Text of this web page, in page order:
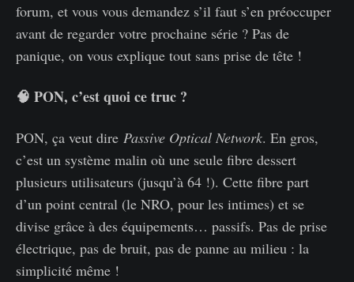
forum, et vous vous demandez s’il faut s’en préoccuper
avant de regarder votre prochaine série ? Pas de
panique, on vous explique tout sans prise de tête !
🧠 PON, c’est quoi ce truc ?
PON, ça veut dire Passive Optical Network. En gros,
c’est un système malin où une seule fibre dessert
plusieurs utilisateurs (jusqu’à 64 !). Cette fibre part
d’un point central (le NRO, pour les intimes) et se
divise grâce à des équipements… passifs. Pas de prise
électrique, pas de bruit, pas de panne au milieu : la
simplicité même !